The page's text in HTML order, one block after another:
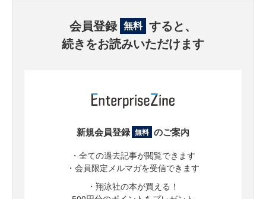
会員登録 無料 すると、
続きをお読みいただけます
新規会員登録 無料 のご案内
・全ての過去記事が閲覧できます
・会員限定メルマガを受信できます
・翔泳社の本が買える！